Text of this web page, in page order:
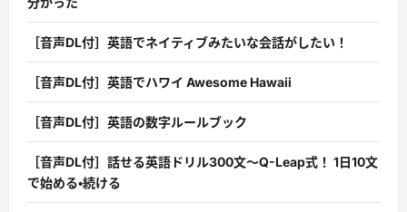
［音声DL付］英語でネイティブみたいな会話がしたい！
［音声DL付］英語でハワイ Awesome Hawaii
［音声DL付］英語の数字ルールブック
［音声DL付］話せる英語ドリル300文〜Q-Leap式！ 1日10文
で始める・続ける